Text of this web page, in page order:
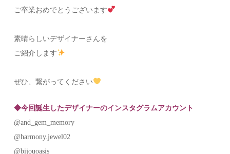
ご卒業おめでとうございます
素晴らしいデザイナーさんを
ご紹介します
ぜひ、繋がってください
◆今回誕生したデザイナーのインスタグラムアカウント
@and_gem_memory
@harmony.jewel02
@bijouoasis